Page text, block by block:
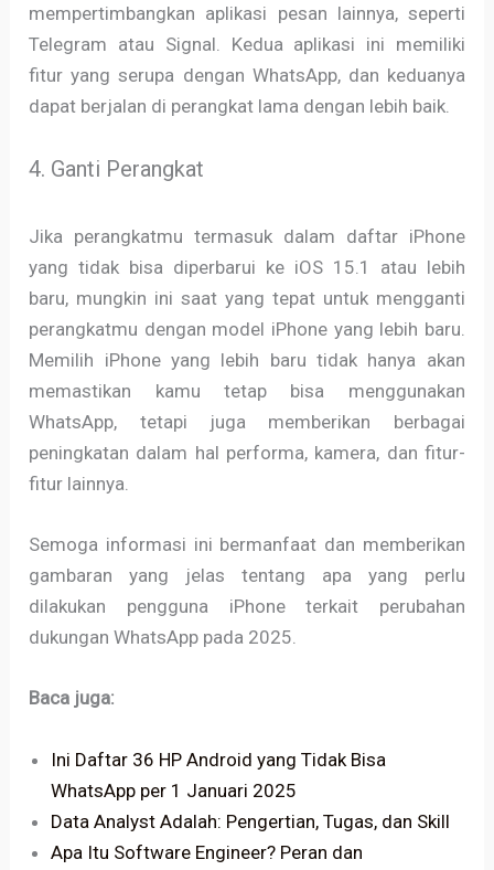
mempertimbangkan aplikasi pesan lainnya, seperti
Telegram atau Signal. Kedua aplikasi ini memiliki
fitur yang serupa dengan WhatsApp, dan keduanya
dapat berjalan di perangkat lama dengan lebih baik.
4. Ganti Perangkat
Jika perangkatmu termasuk dalam daftar iPhone
yang tidak bisa diperbarui ke iOS 15.1 atau lebih
baru, mungkin ini saat yang tepat untuk mengganti
perangkatmu dengan model iPhone yang lebih baru.
Memilih iPhone yang lebih baru tidak hanya akan
memastikan kamu tetap bisa menggunakan
WhatsApp, tetapi juga memberikan berbagai
peningkatan dalam hal performa, kamera, dan fitur-
fitur lainnya.
Semoga informasi ini bermanfaat dan memberikan
gambaran yang jelas tentang apa yang perlu
dilakukan pengguna iPhone terkait perubahan
dukungan WhatsApp pada 2025.
Baca juga:
Ini Daftar 36 HP Android yang Tidak Bisa
WhatsApp per 1 Januari 2025
Data Analyst Adalah: Pengertian, Tugas, dan Skill
Apa Itu Software Engineer? Peran dan